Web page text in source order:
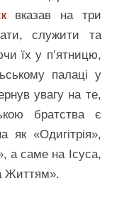
вказав на три
служити та
їх у п’ятницю,
палаці у
увагу на те,
братства є
як «Одигітрія»,
а саме на Ісуса,
Життям».